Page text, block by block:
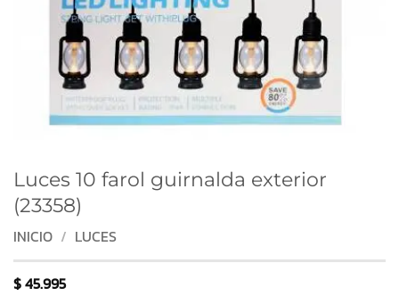
Luces 10 farol guirnalda exterior
(23358)
INICIO / LUCES
$45.995